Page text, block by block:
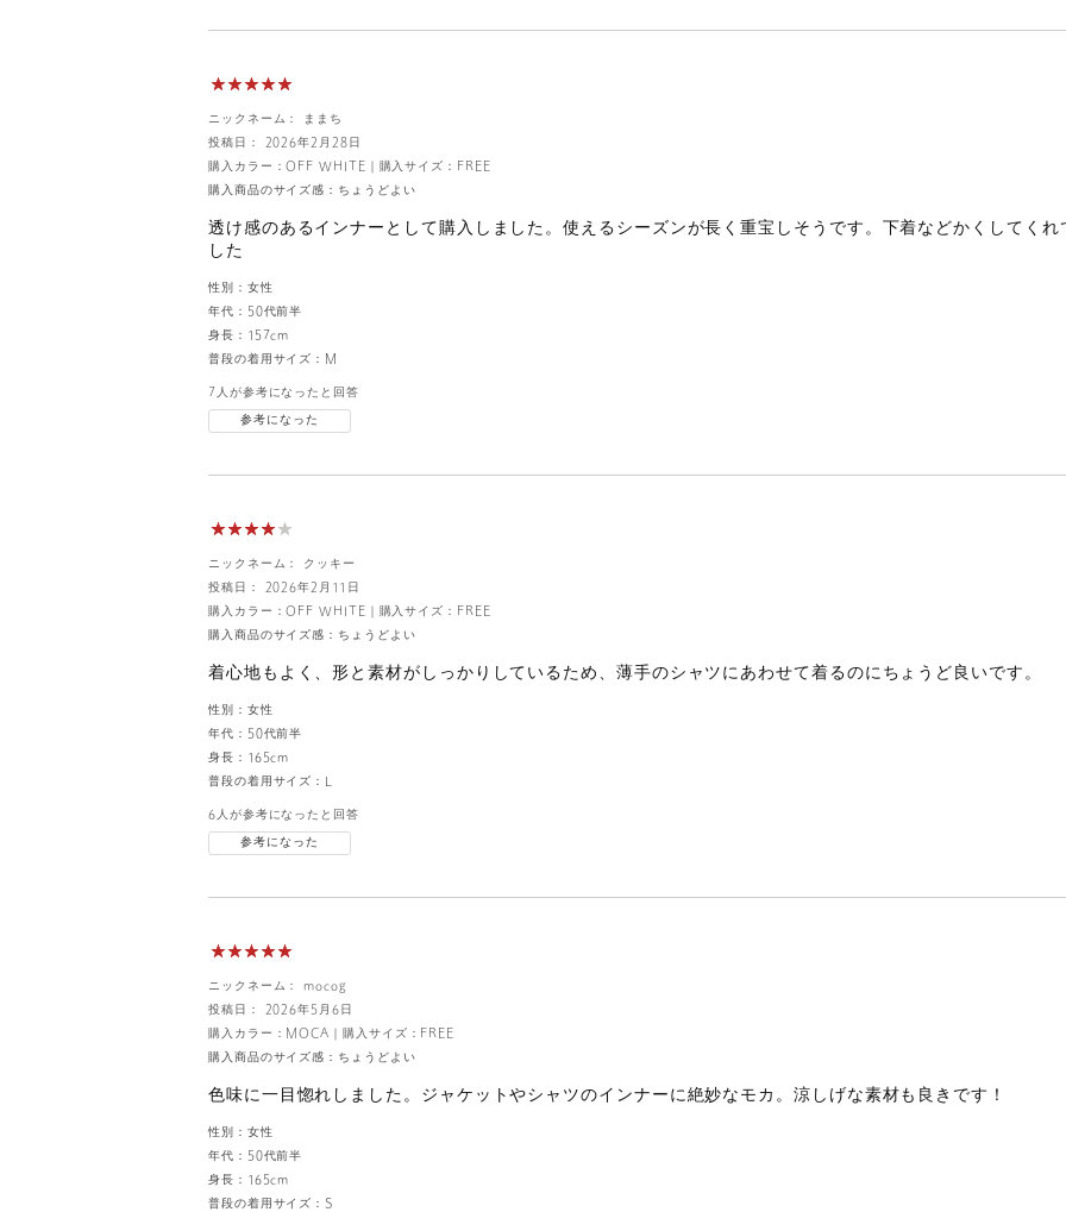
ニックネーム： ままち
投稿日： 2026年2月28日
購入サイズ：FREE
購入カラー：OFF WHITE
購入商品のサイズ感： ちょうどよい
透け感のあるインナーとして購入しました。使えるシーズンが長く重宝しそうです。下着などかくしてく
した
性別： 女性
年代： 50代前半
身長： 157cm
普段の着用サイズ： M
7人が参考になったと回答
参考になった
ニックネーム： クッキー
投稿日： 2026年2月11日
購入サイズ：FREE
購入カラー：OFF WHITE
購入商品のサイズ感： ちょうどよい
着心地もよく、形と素材がしっかりしているため、薄手のシャツにあわせて着るのにちょうど良いです。
性別： 女性
年代： 50代前半
身長： 165cm
普段の着用サイズ：
6人が参考になったと回答
参考になった
ニックネーム： mocog
投稿日： 2026年5月6日
購入サイズ：FREE
｜
購入カラー：MOCA
購入商品のサイズ感： ちょうどよい
色味に一目惚れしました。ジャケットやシャツのインナーに絶妙なモカ。涼しげな素材も良きです！
性別： 女性
年代： 50代前半
身長： 165cm
普段の着用サイズ：S